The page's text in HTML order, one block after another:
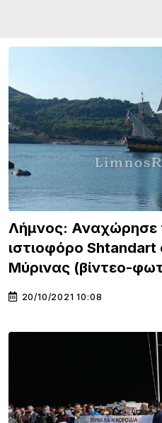
Λήμνος: Αναχώρησε
ιστιοφόρο Shtandart
Μύρινας (βίντεο-
20/10/2021 10:08